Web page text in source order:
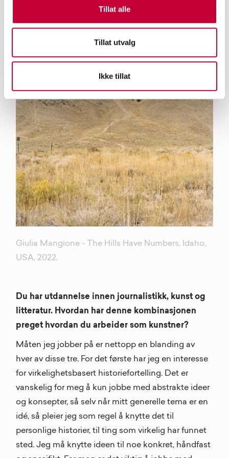
Tillat alle
Tillat utvalg
Ikke tillat
Giulia Mangione - The Hills Have Numbers, Idaho,
USA, 2022.
Du har utdannelse innen journalistikk, kunst og
litteratur. Hvordan har denne kombinasjonen
preget hvordan du arbeider som kunstner?
Måten jeg jobber på er nettopp en blanding av
hver av disse tre. For det første har jeg en interesse
for virkelighetsbasert historiefortelling. Det er
vanskelig for meg å kun jobbe med abstrakte ideer
og konsepter, så selv når mitt generelle tema er en
idé, så pleier jeg som regel å knytte det til
personlige historier, til ting som virkelig har funnet
sted. Jeg må knytte ideen til noe konkret, håndfast